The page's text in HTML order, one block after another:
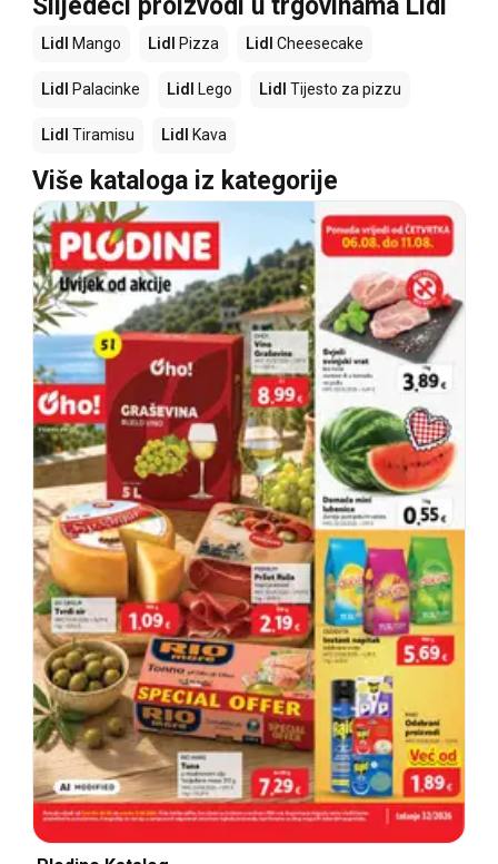
Slijedeći proizvodi u trgovinama Lidl
Lidl Mango Lidl Pizza Lidl Cheesecake
Lidl Palacinke Lidl Lego Lidl Tijesto za pizzu
Lidl Tiramisu Lidl Kava
Više kataloga iz kategorije